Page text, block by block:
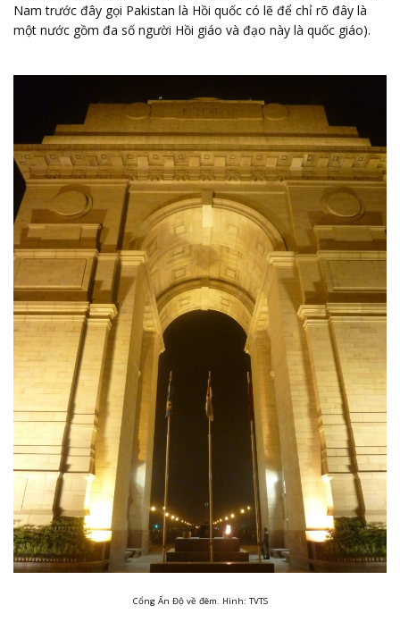
Nam trước đây gọi Pakistan là Hồi quốc có lẽ để chỉ rõ đây là
một nước gồm đa số người Hồi giáo và đạo này là quốc giáo).
Cổng Ấn Độ về đêm. Hình: TVTS